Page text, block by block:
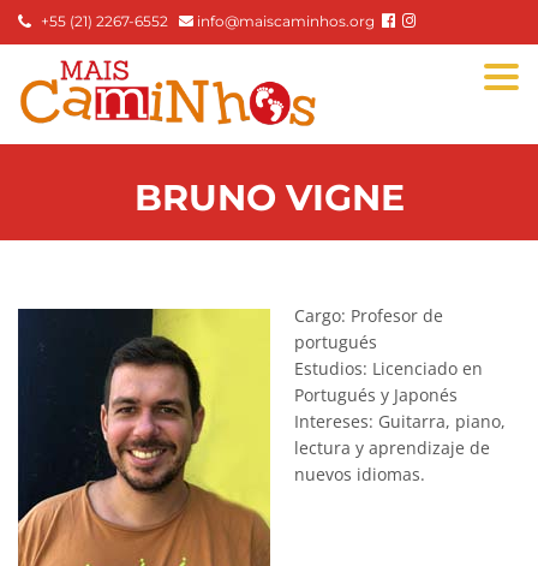
+55 (21) 2267-6552 info@maiscaminhos.org
BRUNO VIGNE
Cargo: Profesor de
portugués
Estudios: Licenciado en
Portugués y Japonés
Intereses: Guitarra, piano,
lectura y aprendizaje de
nuevos idiomas.